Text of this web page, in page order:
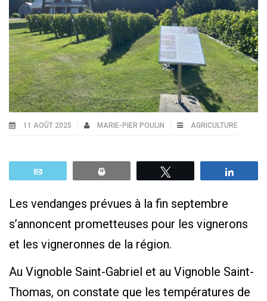
11 AOÛT 2025 MARIE-PIER POULIN AGRICULTURE
Les vendanges prévues à la fin septembre
s’annoncent prometteuses pour les vignerons
et les vigneronnes de la région.
Au Vignoble Saint-Gabriel et au Vignoble Saint-
Thomas, on constate que les températures de